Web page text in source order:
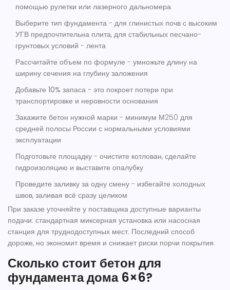
помощью рулетки или лазерного дальномера
Выберите тип фундамента - для глинистых почв с высоким
УГВ предпочтительна плита, для стабильных песчано-
грунтовых условий - лента
Рассчитайте объем по формуле - умножьте длину на
ширину сечения на глубину заложения
Добавьте 10% запаса - это покроет потери при
транспортировке и неровности основания
Закажите бетон нужной марки - минимум М250 для
средней полосы России с нормальными условиями
эксплуатации
Подготовьте площадку - очистите котлован, сделайте
гидроизоляцию и выставите опалубку
Проведите заливку за одну смену - избегайте холодных
швов, заливая всё сразу целиком
При заказе уточняйте у поставщика доступные варианты
подачи: стандартная миксерная установка или насосная
станция для труднодоступных мест. Последний способ
дороже, но экономит время и снижает риски порчи покрытия.
Сколько стоит бетон для
фундамента дома 6×6?